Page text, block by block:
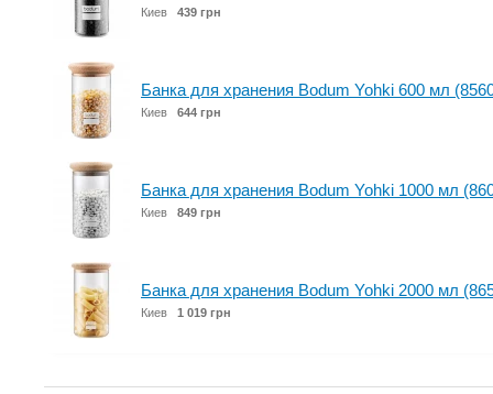
Киев 439 грн
Банка для хранения Bodum Yohki 600 мл
Киев 644 грн
Банка для хранения Bodum Yohki 1000 мл
Киев 849 грн
Банка для хранения Bodum Yohki 2000 мл
Киев 1 019 грн